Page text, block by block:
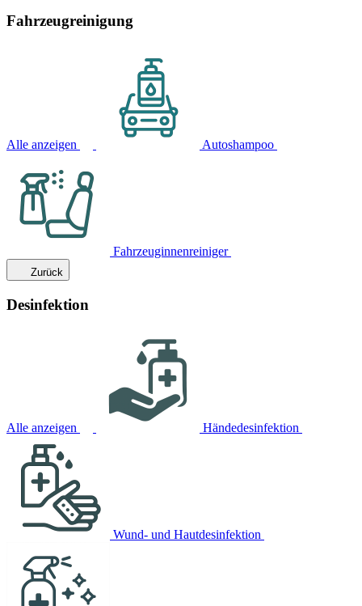
Fahrzeugreinigung
Alle anzeigen Autoshampoo
Fahrzeuginnenreiniger
Zurück
Desinfektion
Alle anzeigen Händedesinfektion
Wund- und Hautdesinfektion